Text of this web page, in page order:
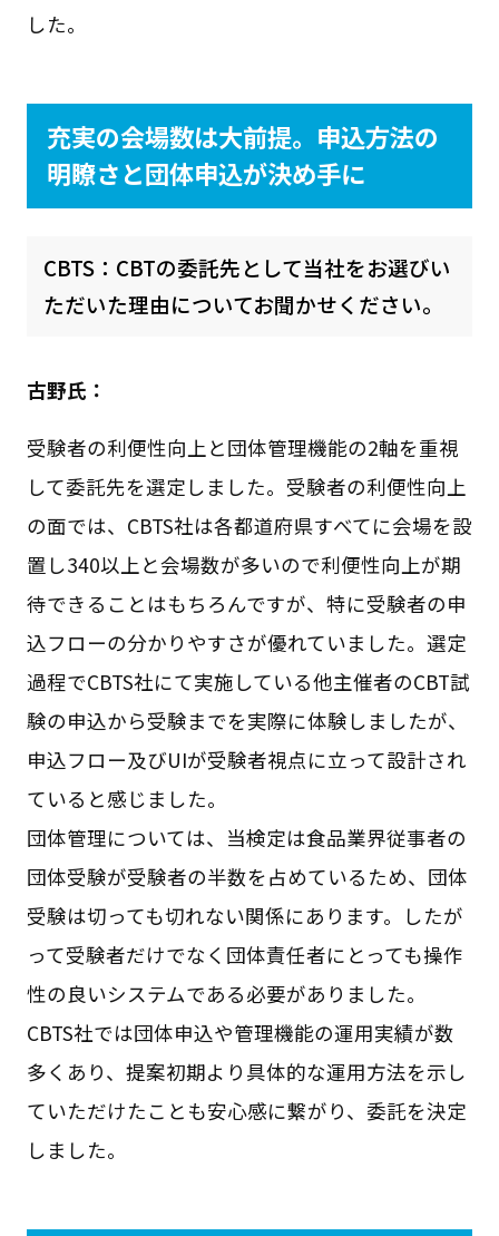
した。
充実の会場数は大前提。申込方法の
明瞭さと団体申込が決め手に
CBTS：CBTの委託先として当社をお選びい
ただいた理由についてお聞かせください。
古野氏：
受験者の利便性向上と団体管理機能の2軸を重視
して委託先を選定しました。受験者の利便性向上
の面では、CBTS社は各都道府県すべてに会場を設
置し340以上と会場数が多いので利便性向上が期
待できることはもちろんですが、特に受験者の申
込フローの分かりやすさが優れていました。選定
過程でCBTS社にて実施している他主催者のCBT試
験の申込から受験までを実際に体験しましたが、
申込フロー及びUIが受験者視点に立って設計され
ていると感じました。
団体管理については、当検定は食品業界従事者の
団体受験が受験者の半数を占めているため、団体
受験は切っても切れない関係にあります。したが
って受験者だけでなく団体責任者にとっても操作
性の良いシステムである必要がありました。
CBTS社では団体申込や管理機能の運用実績が数
多くあり、提案初期より具体的な運用方法を示し
ていただけたことも安心感に繋がり、委託を決定
しました。